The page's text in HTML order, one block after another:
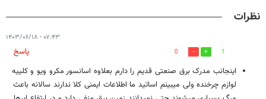
نظرات
۰۷:۴۳ - ۱۴۰۳/۰۶/۱۸
1
0
پاسخ
اینجانب مدرک برق صنعتی قدیم را دارم بعلاوه اسانسور مکرو ویو و کلییه
لوازم چرخنده ولی میبینم اساتید ما اطلاعات ایمنی کلا ندارند سالانه باعث